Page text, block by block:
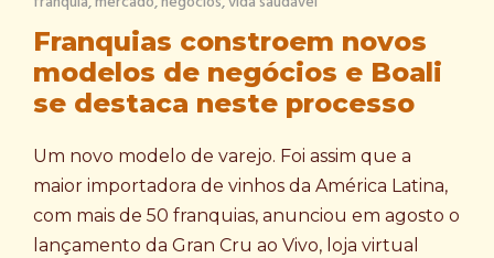
Franquias constroem novos
modelos de negócios e Boali
se destaca neste processo
Um novo modelo de varejo. Foi assim que a
maior importadora de vinhos da América Latina,
com mais de 50 franquias, anunciou em agosto o
lançamento da Gran Cru ao Vivo, loja virtual